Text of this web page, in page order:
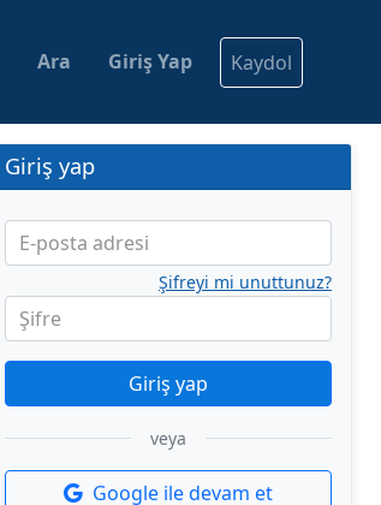
Ara Giriş Yap Kaydol
Giriş yap
E-posta adresi
Şifre
Şifreyi mi unuttunuz?
Giriş yap
veya
Google ile devam et